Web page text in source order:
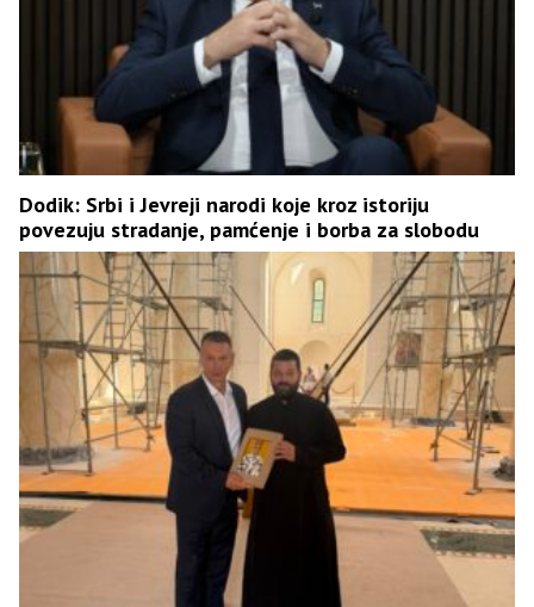
Dodik: Srbi i Јevreji narodi koje kroz istoriju
povezuju stradanje, pamćenje i borba za slobodu